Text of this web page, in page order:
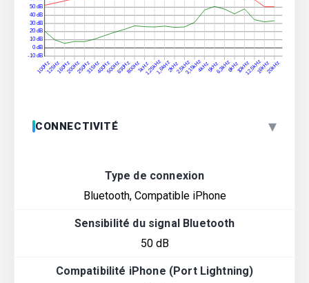
CONNECTIVITÉ ▾
Type de connexion
Bluetooth, Compatible iPhone
Sensibilité du signal Bluetooth
50 dB
Compatibilité iPhone (Port Lightning)